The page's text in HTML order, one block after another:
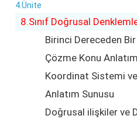
4.Ünite
8.Sınıf Doğrusal
Birinci Dereceden
Çözme Konu
Koordinat Sistemi ve
Anlatım Sunusu
Doğrusal ilişkiler ve